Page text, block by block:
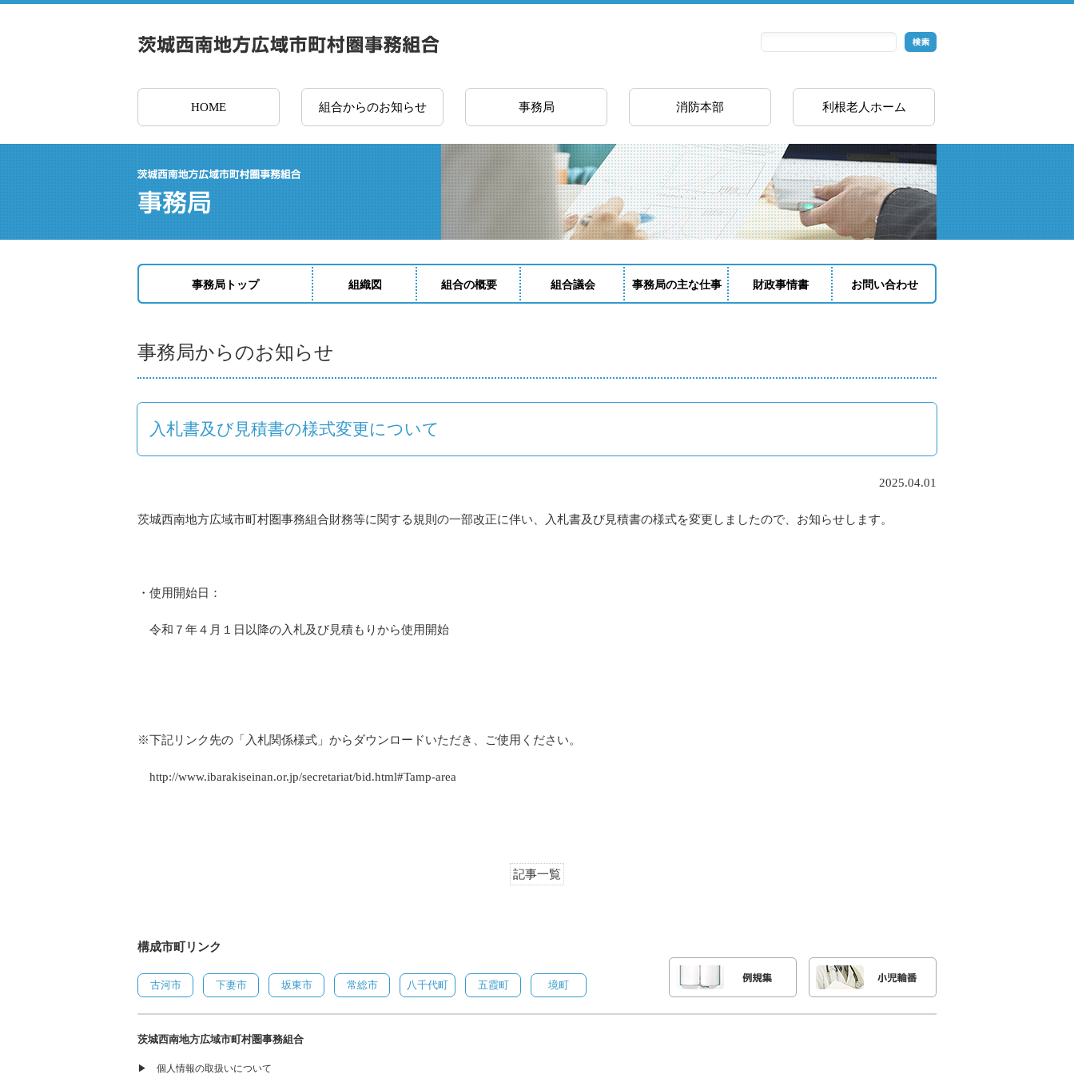
HOME 組合からのお知らせ 事務局 消防本部 利根老人ホーム
事務局トップ 組織図 組合の概要 組合議会 事務局の主な仕事 財政事情書 お問い合わせ
事務局からのお知らせ
入札書及び見積書の様式変更について
2025.04.01
茨城西南地方広域市町村圏事務組合財務等に関する規則の一部改正に伴い、入札書及び見積書の様式を変更しましたので、お知らせします。
・使用開始日：
令和７年４月１日以降の入札及び見積もりから使用開始
※下記リンク先の「入札関係様式」からダウンロードいただき、ご使用ください。
http://www.ibarakiseinan.or.jp/secretariat/bid.html#Tamp-area
記事一覧
構成市町リンク
古河市 下妻市 坂東市 常総市 八千代町 五霞町 境町
茨城西南地方広域市町村圏事務組合
▶ 個人情報の取扱いについて